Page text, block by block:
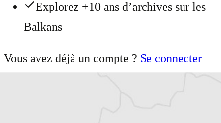
Explorez +10 ans d’archives sur les
Balkans
Vous avez déjà un compte ? Se connecter